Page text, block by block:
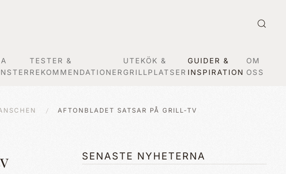
TESTER &
REKOMMENDATIONER
UTEKÖK &
GRILLPLATSER
GUIDER &
INSPIRATION
OM
OSS
AFTONBLADET SATSAR PÅ GRILL-TV
SENASTE NYHETERNA